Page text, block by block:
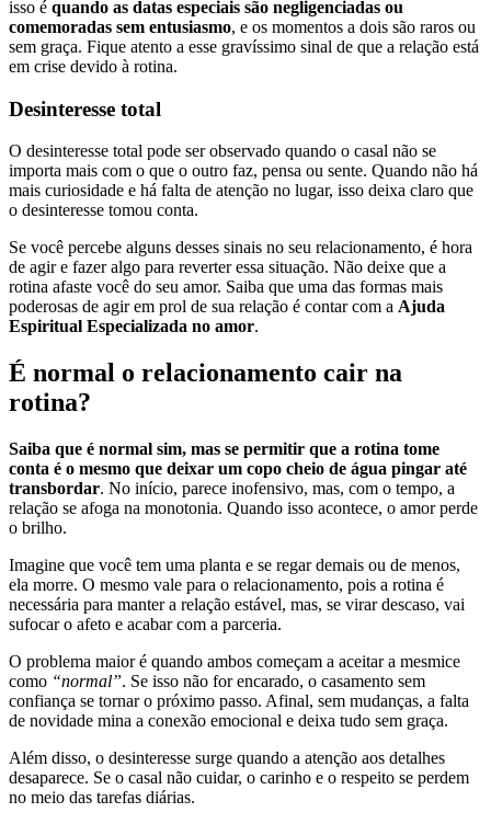
isso é quando as datas especiais são negligenciadas ou
comemoradas sem entusiasmo, e os momentos a dois são raros ou
sem graça. Fique atento a esse gravíssimo sinal de que a relação está
em crise devido à rotina.
Desinteresse total
O desinteresse total pode ser observado quando o casal não se
importa mais com o que o outro faz, pensa ou sente. Quando não há
mais curiosidade e há falta de atenção no lugar, isso deixa claro que
o desinteresse tomou conta.
Se você percebe alguns desses sinais no seu relacionamento, é hora
de agir e fazer algo para reverter essa situação. Não deixe que a
rotina afaste você do seu amor. Saiba que uma das formas mais
poderosas de agir em prol de sua relação é contar com a Ajuda
Espiritual Especializada no amor.
É normal o relacionamento cair na
rotina?
Saiba que é normal sim, mas se permitir que a rotina tome
conta é o mesmo que deixar um copo cheio de água pingar até
transbordar. No início, parece inofensivo, mas, com o tempo, a
relação se afoga na monotonia. Quando isso acontece, o amor perde
o brilho.
Imagine que você tem uma planta e se regar demais ou de menos,
ela morre. O mesmo vale para o relacionamento, pois a rotina é
necessária para manter a relação estável, mas, se virar descaso, vai
sufocar o afeto e acabar com a parceria.
O problema maior é quando ambos começam a aceitar a mesmice
como “normal”. Se isso não for encarado, o casamento sem
confiança se tornar o próximo passo. Afinal, sem mudanças, a falta
de novidade mina a conexão emocional e deixa tudo sem graça.
Além disso, o desinteresse surge quando a atenção aos detalhes
desaparece. Se o casal não cuidar, o carinho e o respeito se perdem
no meio das tarefas diárias.